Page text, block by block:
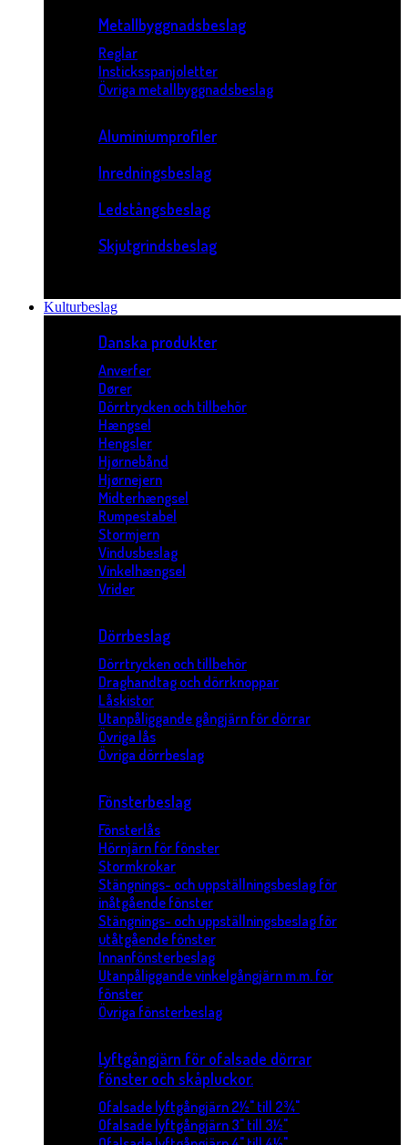
Metallbyggnadsbeslag
Reglar
Insticksspanjoletter
Övriga metallbyggnadsbeslag
Aluminiumprofiler
Inredningsbeslag
Ledstångsbeslag
Skjutgrindsbeslag
Kulturbeslag
Danska produkter
Anverfer
Dører
Dörrtrycken och tillbehör
Hængsel
Hengsler
Hjørnebånd
Hjørnejern
Midterhængsel
Rumpestabel
Stormjern
Vindusbeslag
Vinkelhængsel
Vrider
Dörrbeslag
Dörrtrycken och tillbehör
Draghandtag och dörrknoppar
Låskistor
Utanpåliggande gångjärn för dörrar
Övriga lås
Övriga dörrbeslag
Fönsterbeslag
Fönsterlås
Hörnjärn för fönster
Stormkrokar
Stängnings- och uppställningsbeslag för
inåtgående fönster
Stängnings- och uppställningsbeslag för
utåtgående fönster
Innanfönsterbeslag
Utanpåliggande vinkelgångjärn m.m. för
fönster
Övriga fönsterbeslag
Lyftgångjärn för ofalsade dörrar
fönster och skåpluckor.
Ofalsade lyftgångjärn 2½" till 2¾"
Ofalsade lyftgångjärn 3" till 3½"